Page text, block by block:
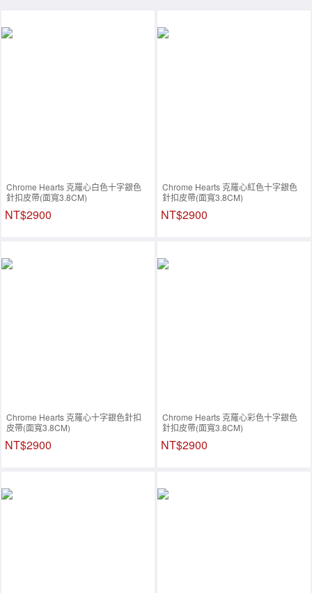
Chrome Hearts 克羅心白色十字銀色
針扣皮帶(面寬3.8CM)
NT$2900
Chrome Hearts 克羅心紅色十字銀色
針扣皮帶(面寬3.8CM)
NT$2900
Chrome Hearts 克羅心十字銀色針扣
皮帶(面寬3.8CM)
NT$2900
Chrome Hearts 克羅心彩色十字銀色
針扣皮帶(面寬3.8CM)
NT$2900